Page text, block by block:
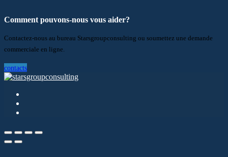
Comment pouvons-nous vous aider?
Contactez-nous au bureau Starsgroupconsulting ou soumettez une demande
commerciale en ligne.
contacts